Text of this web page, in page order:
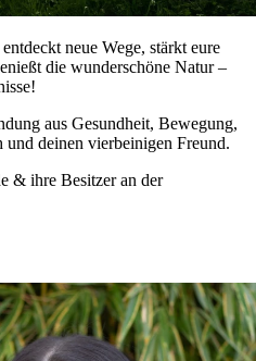
neue Wege, stärkt eure
die wunderschöne Natur –
aus Gesundheit, Bewegung,
deinen vierbeinigen Freund.
& ihre Besitzer an der